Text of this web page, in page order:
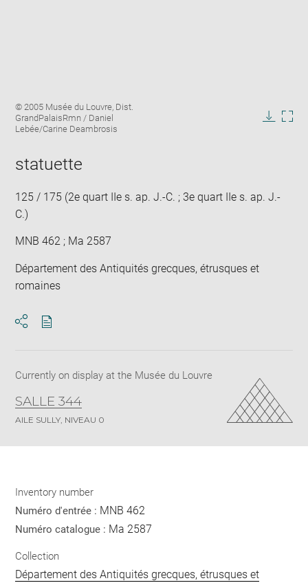
Image
caption:
© 2005 Musée du Louvre, Dist.
GrandPalaisRmn / Daniel
Lebée/Carine Deambrosis
statuette
125 / 175 (2e quart IIe s. ap. J.-C. ; 3e quart IIe s. ap. J.-
C.)
MNB 462 ; Ma 2587
Département des Antiquités grecques, étrusques et
romaines
Currently on display at the Musée du Louvre
SALLE 344
AILE SULLY, NIVEAU 0
Inventory number
Numéro d'entrée : MNB 462
Numéro catalogue : Ma 2587
Collection
Département des Antiquités grecques, étrusques et